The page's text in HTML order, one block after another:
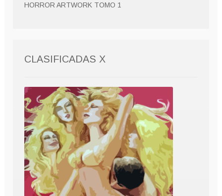
HORROR ARTWORK TOMO 1
CLASIFICADAS X